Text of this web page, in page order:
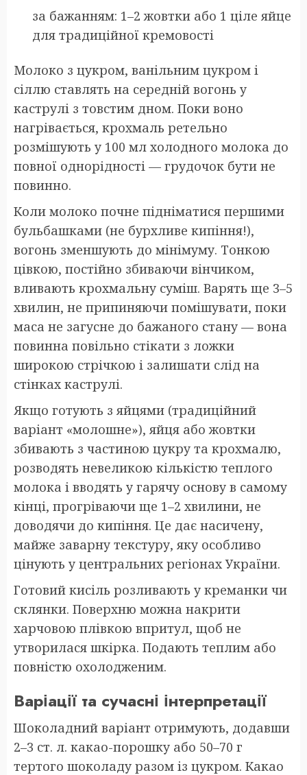
за бажанням: 1–2 жовтки або 1 ціле яйце
для традиційної кремовості
Молоко з цукром, ванільним цукром і
сіллю ставлять на середній вогонь у
каструлі з товстим дном. Поки воно
нагрівається, крохмаль ретельно
розмішують у 100 мл холодного молока до
повної однорідності — грудочок бути не
повинно.
Коли молоко почне підніматися першими
бульбашками (не бурхливе кипіння!),
вогонь зменшують до мінімуму. Тонкою
цівкою, постійно збиваючи вінчиком,
вливають крохмальну суміш. Варять ще 3–5
хвилин, не припиняючи помішувати, поки
маса не загусне до бажаного стану — вона
повинна повільно стікати з ложки
широкою стрічкою і залишати слід на
стінках каструлі.
Якщо готують з яйцями (традиційний
варіант «молошне»), яйця або жовтки
збивають з частиною цукру та крохмалю,
розводять невеликою кількістю теплого
молока і вводять у гарячу основу в самому
кінці, прогріваючи ще 1–2 хвилини, не
доводячи до кипіння. Це дає насичену,
майже заварну текстуру, яку особливо
цінують у центральних регіонах України.
Готовий кисіль розливають у креманки чи
склянки. Поверхню можна накрити
харчовою плівкою впритул, щоб не
утворилася шкірка. Подають теплим або
повністю охолодженим.
Варіації та сучасні інтерпретації
Шоколадний варіант отримують, додавши
2–3 ст. л. какао-порошку або 50–70 г
тертого шоколаду разом із цукром. Какао